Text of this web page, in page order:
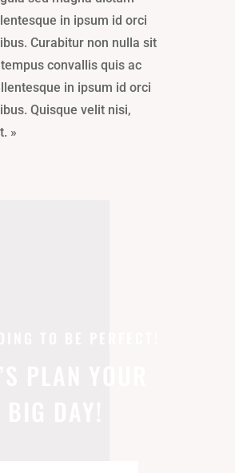
in ipsum id orci
Curabitur non nulla sit
convallis quis ac
in ipsum id orci
Quisque velit nisi,
»